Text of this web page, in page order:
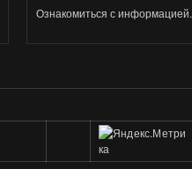
Ознакомиться с